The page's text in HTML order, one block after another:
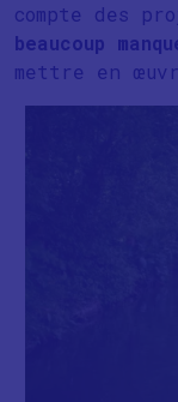
compte des
beaucoup
mettre en